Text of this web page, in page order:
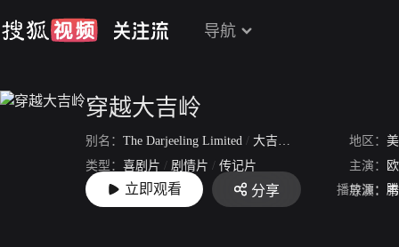
导航
穿越大吉岭
别名： The Darjeeling Limited / 大吉岭有限公司 /大吉利
地区：
类型： 喜剧片 / 剧情片 / 传记片 主演：
上映： 2007-10-26 导演：
立即观看 分享 播放源：